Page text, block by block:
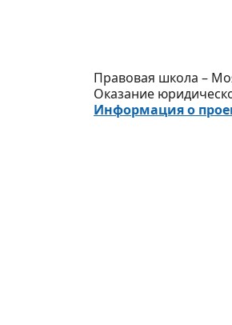
Правовая школа –
Оказание
Информация о